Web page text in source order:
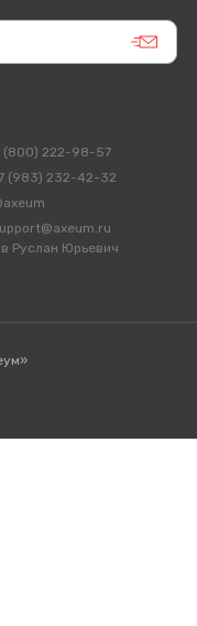
(800) 222-98-57
(983) 232-42-32
Руслан Юрьевич